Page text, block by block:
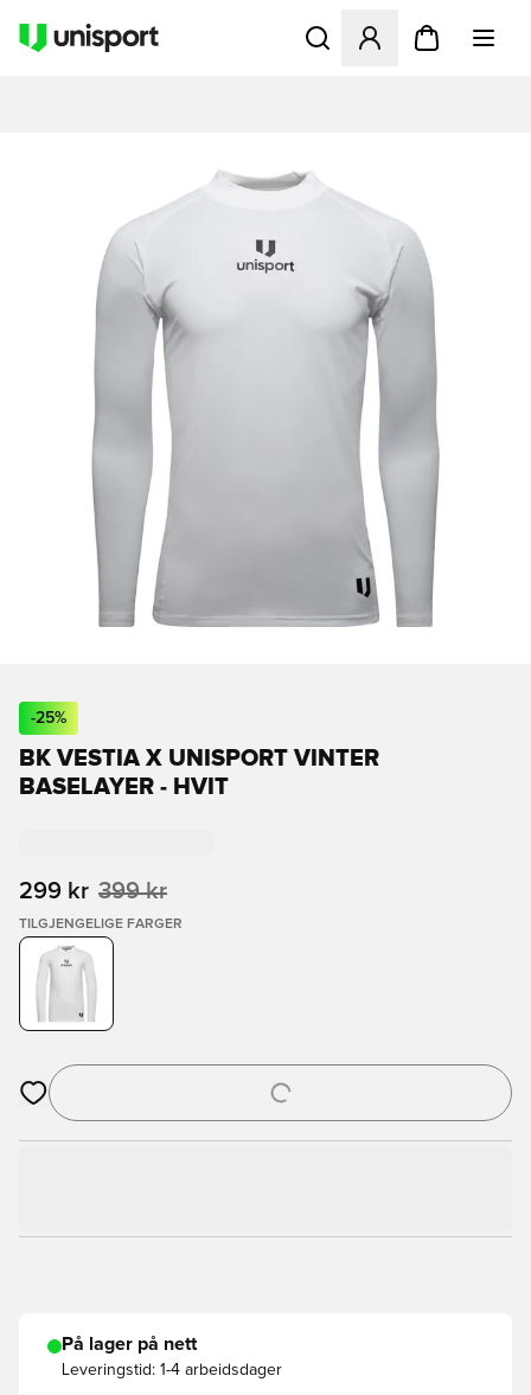
Åpner en Modal for å
-25%
BK VESTIA X UNISPORT VINTER
BASELAYER - HVIT
299 kr 399 kr
TILGJENGELIGE FARGER
Åpner en Modal for å logge inn eller registrere deg som
På lager på nett
Leveringstid: 1-4 arbeidsdager